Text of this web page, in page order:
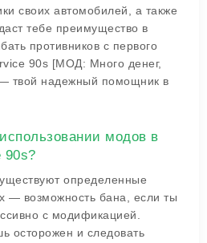
своих автомобилей, а также
тебе преимущество в
противников с первого
90s [МОД: Много денег,
твой надежный помощник в
модов в
90s?
определенные
— возможность бана, если ты
с модификацией.
осторожен и следовать